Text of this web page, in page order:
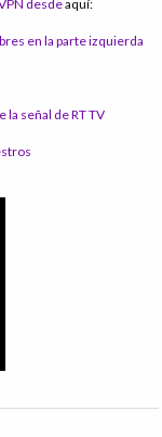
desdeaquí:
en la parte izquierda
la señal de RT TV